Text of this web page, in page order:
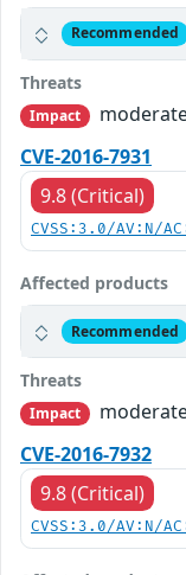
Recommended
Threats
Impact
CVE-2016-7931
9.8 (Critical)
CVSS:3.0/AV:N/
Affected products
Recommended
Threats
Impact
CVE-2016-7932
9.8 (Critical)
CVSS:3.0/AV:N/